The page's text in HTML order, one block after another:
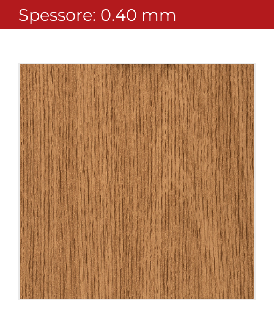
Spessore: 0.40 mm